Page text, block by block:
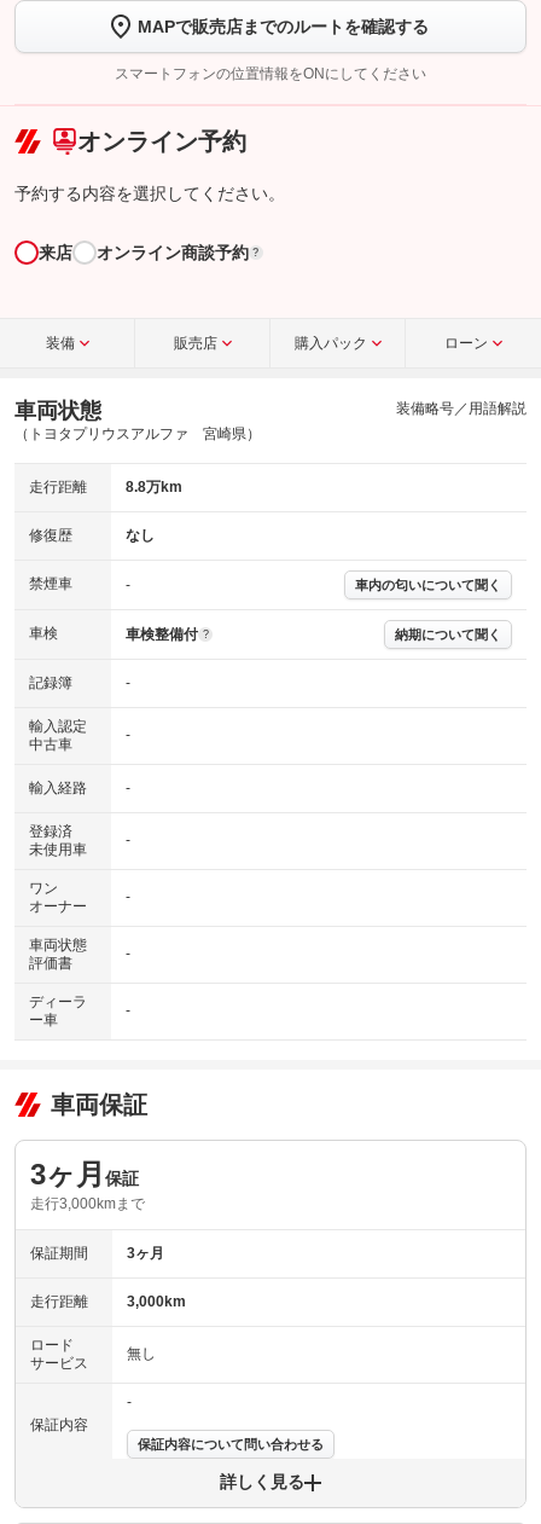
トーク画面で
ボタンをタップして問い合わせを
完了してください。
こちら
MAPで販売店までのルートを確認する
スマートフォンの位置情報をONにしてください
オンライン予約
予約する内容を選択してください。
来店 オンライン商談予約 ?
装備 販売店 購入パック ローン
車両状態
（トヨタプリウスアルファ 宮崎県）
装備略号／用語解説
走行距離 8.8万km
修復歴 なし
禁煙車 - 車内の匂いについて聞く
車検 車検整備付 ? 納期について聞く
記録簿 -
輸入認定
中古車
-
輸入経路 -
登録済
未使用車
-
ワン
オーナー
-
車両状態
評価書
-
ディーラ
ー車
-
車両保証
3ヶ月 保証
走行3,000kmまで
保証期間 3ヶ月
走行距離 3,000km
ロード
サービス
無し
保証内容
-
保証内容について問い合わせる
詳しく見る